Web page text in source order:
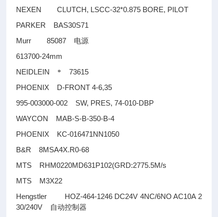
NEXEN CLUTCH, LSCC-32*0.875 BORE, PILOT
PARKER BAS30S71
Murr 85087 电源
613700-24mm
NEIDLEIN *
73615
PHOENIX D-FRONT 4-6,35
995-003000-002 SW, PRES, 74-010-DBP
WAYCON MAB-S-B-350-B-4
PHOENIX KC-016471NN1050
B&R 8MSA4X.R0-68
MTS RHM0220MD631P102(GRD:2775.5M/s
MTS M3X22
Hengstler HOZ-464-1246 DC24V 4NC/6NO AC10A 2
30/240V
自动控制器